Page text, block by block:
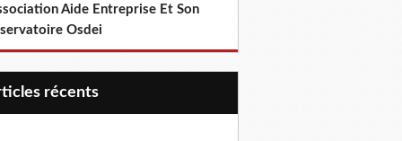
Aide Entreprise Et Son
Osdei
récents